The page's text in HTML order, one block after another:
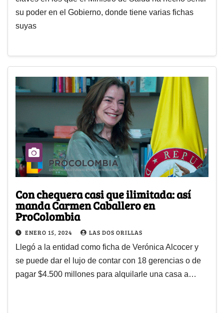
su poder en el Gobierno, donde tiene varias fichas
suyas
Con chequera casi que ilimitada: así
manda Carmen Caballero en
ProColombia
ENERO 15, 2024 LAS DOS ORILLAS
Llegó a la entidad como ficha de Verónica Alcocer y
se puede dar el lujo de contar con 18 gerencias o de
pagar $4.500 millones para alquilarle una casa a…